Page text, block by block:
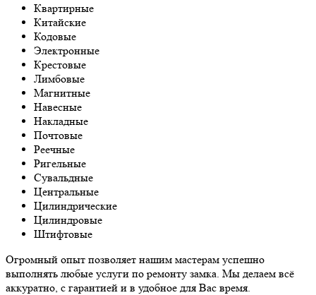
Квартирные
Китайские
Кодовые
Электронные
Крестовые
Лимбовые
Магнитные
Навесные
Накладные
Почтовые
Реечные
Ригельные
Сувальдные
Центральные
Цилиндрические
Цилиндровые
Штифтовые
Огромный опыт позволяет нашим мастерам успешно
выполнять любые услуги по ремонту замка. Мы делаем всё
аккуратно, с гарантией и в удобное для Вас время.